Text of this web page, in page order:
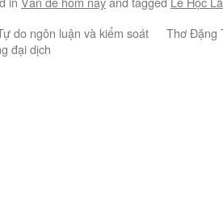
do ngôn luận và kiểm soát
đại dịch
Thơ Đặng